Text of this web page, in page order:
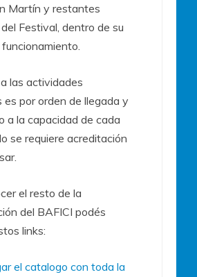
Martín y restantes
Festival, dentro de su
las actividades
es por orden de llegada y
a la capacidad de cada
se requiere acreditación
el resto de la
del BAFICI podés
links:
el catalogo con toda la